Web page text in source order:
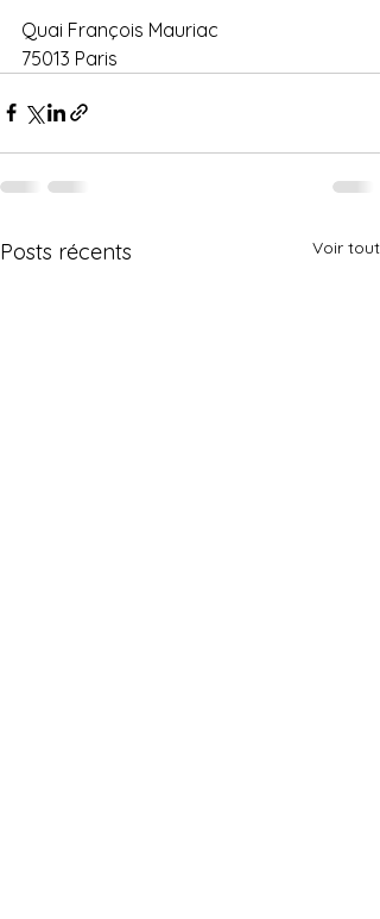
Quai François Mauriac
75013 Paris
Posts récents Voir tout